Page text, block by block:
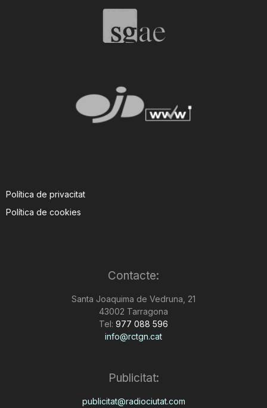
Política de privacitat
Política de cookies
Contacte:
Santa Joaquima de Vedruna, 21
43002 Tarragona
Tel: 977 088 596
info@rctgn.cat
Publicitat:
publicitat@radiociutat.com